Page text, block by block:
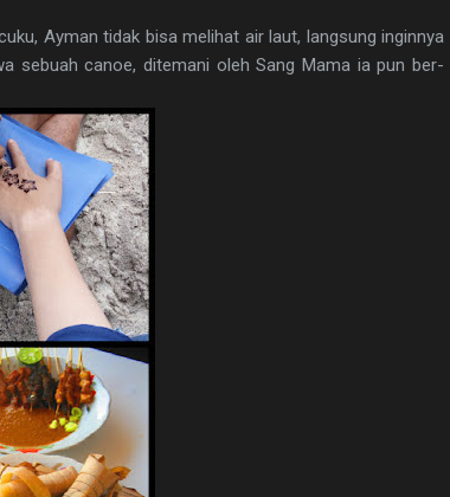
Ayman tidak bisa melihat air laut, langsung inginnya
sebuah canoe, ditemani oleh Sang Mama ia pun ber-